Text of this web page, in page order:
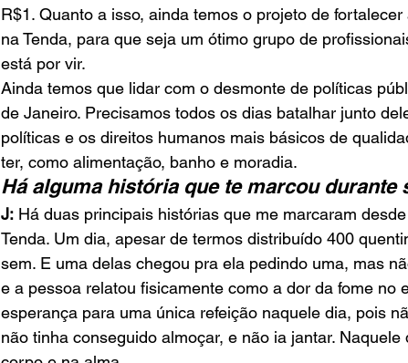
R$1. Quanto a isso, ainda temos o projeto de
na Tenda, para que seja um ótimo grupo de
está por vir.
Ainda temos que lidar com o desmonte de políticas
de Janeiro. Precisamos todos os dias batalhar junto
políticas e os direitos humanos mais básicos de
ter, como alimentação, banho e moradia.
Há alguma história que te marcou durante
J: Há duas principais histórias que me marcaram
Tenda. Um dia, apesar de termos distribuído 400
sem. E uma delas chegou pra ela pedindo uma, mas
e a pessoa relatou fisicamente como a dor da fome no
esperança para uma única refeição naquele dia, pois
não tinha conseguido almoçar, e não ia jantar.